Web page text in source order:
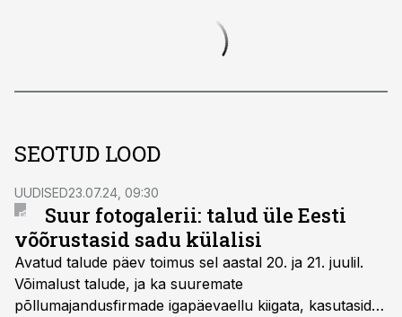
SEOTUD LOOD
UUDISED23.07.24, 09:30
Suur fotogalerii: talud üle Eesti
võõrustasid sadu külalisi
Avatud talude päev toimus sel aastal 20. ja 21. juulil.
Võimalust talude, ja ka suuremate
põllumajandusfirmade igapäevaellu kiigata, kasutasid